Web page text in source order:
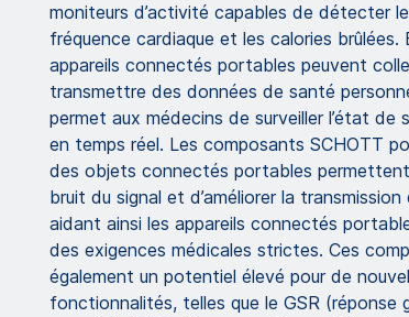
moniteurs d’activité capables de détecter
fréquence cardiaque et les calories brûlées.
appareils connectés portables peuvent
transmettre des données de santé
permet aux médecins de surveiller l’état de
en temps réel. Les composants SCHOTT
des objets connectés portables
bruit du signal et d’améliorer la
aidant ainsi les appareils connectés
des exigences médicales strictes. Ces
également un potentiel élevé pour de
fonctionnalités, telles que le GSR (réponse